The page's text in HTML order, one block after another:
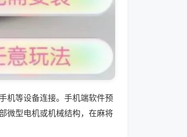
机等设备连接。手机端软件预
微型电机或机械结构，在麻将